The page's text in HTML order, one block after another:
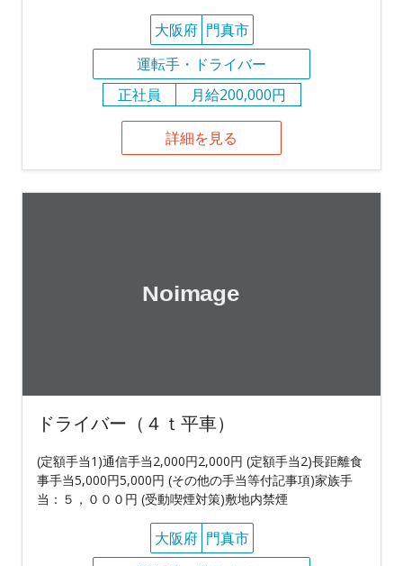
大阪府 門真市
運転手・ドライバー
正社員
月給200,000円
詳細を見る
ドライバー（４ｔ平車）
(定額手当1)通信手当2,000円2,000円 (定額手当2)長距離食
事手当5,000円5,000円 (その他の手当等付記事項)家族手
当：５，０００円 (受動喫煙対策)敷地内禁煙
大阪府 門真市